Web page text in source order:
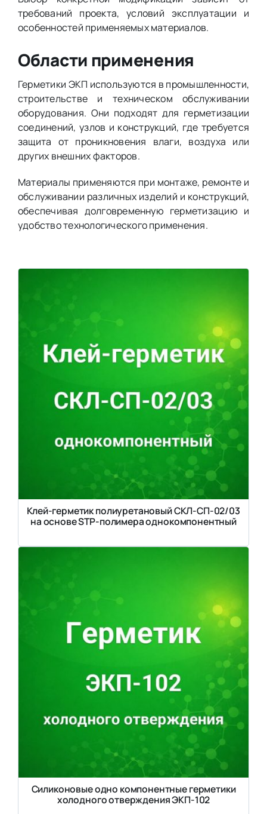
требований проекта, условий эксплуатации и
особенностей применяемых материалов.
Области применения
Герметики ЭКП используются в промышленности,
строительстве и техническом обслуживании
оборудования. Они подходят для герметизации
соединений, узлов и конструкций, где требуется
защита от проникновения влаги, воздуха или
других внешних факторов.
Материалы применяются при монтаже, ремонте и
обслуживании различных изделий и конструкций,
обеспечивая долговременную герметизацию и
удобство технологического применения.
Клей-герметик полиуретановый СКЛ-СП-02/03
на основе STP-полимера однокомпонентный
Силиконовые одно компонентные герметики
холодного отверждения ЭКП-102